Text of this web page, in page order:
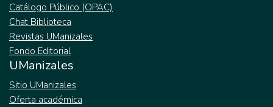
Catálogo Público (OPAC)
Chat Biblioteca
Revistas UManizales
Fondo Editorial
UManizales
Sitio UManizales
Oferta académica